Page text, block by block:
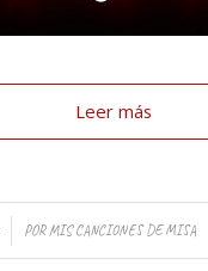
Leer más
PORMIS CANCIONES DE MISA